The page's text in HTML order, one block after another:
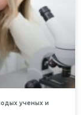
ученых и